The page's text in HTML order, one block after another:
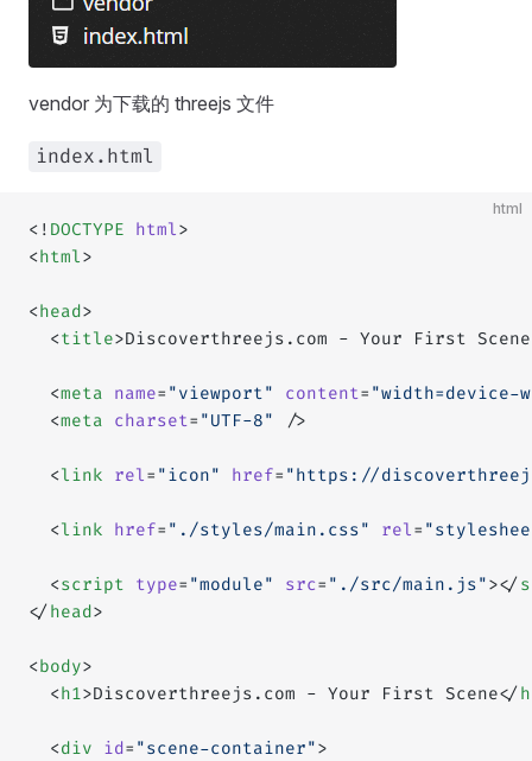
vendor 为下载的 threejs 文件
index.html
html
<! DOCTYPE html>
<html>
<head>
  <
title>Discoverthreejs.com - Your First
  <
meta name= "viewport" content=
  <
meta charset= "UTF-8" />
  <
link rel= "icon" href= "https://
  <
link href= "./styles/main.css" rel=
  <
script type= "module" src= "./src/main.js"></
</head>
<body>
  <
h1>Discoverthreejs.com - Your First Scene</
  <
div id= "scene-container">